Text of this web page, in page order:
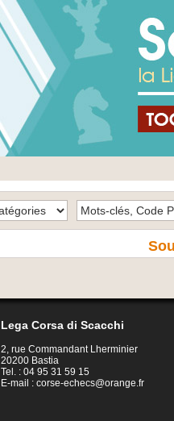
Lega Corsa di Scacchi
2, rue Commandant Lherminier
20200 Bastia
Tel. : 04 95 31 59 15
E-mail :corse-echecs@orange.fr